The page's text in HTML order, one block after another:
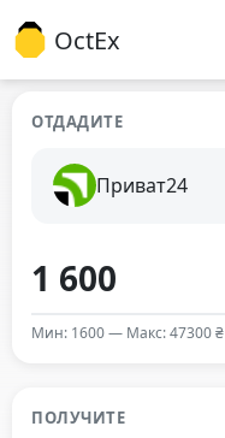
OctEx
ОТДАДИТЕ
Приват24
Мин: 1600 — Макс: 47300 ₴
ПОЛУЧИТЕ